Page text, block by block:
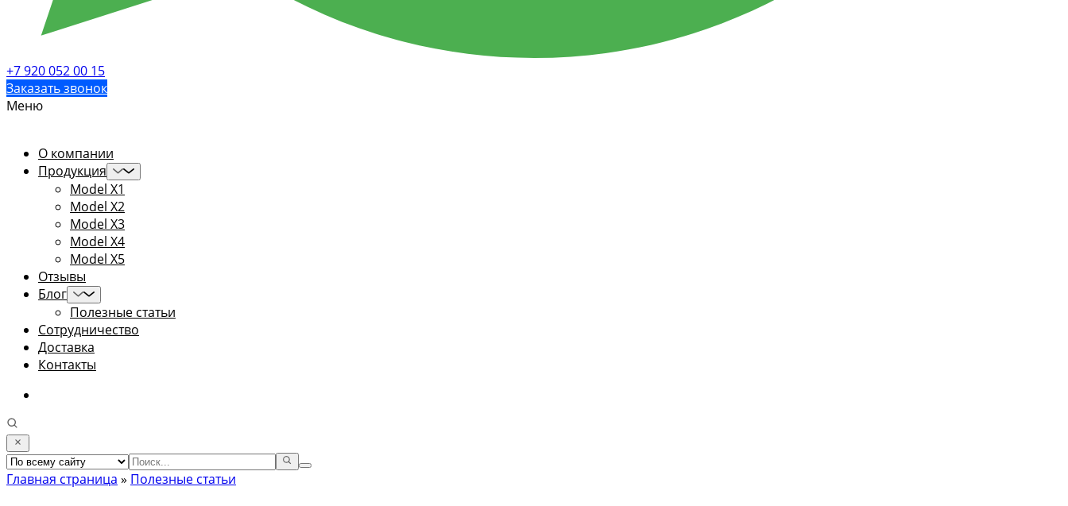
+7 920 052 00 15
Заказать звонок
Меню
О компании
Продукция
Model X1
Model X2
Model X3
Model X4
Model X5
Отзывы
Блог
Полезные статьи
Сотрудничество
Доставка
Контакты
Главная страница » Полезные статьи